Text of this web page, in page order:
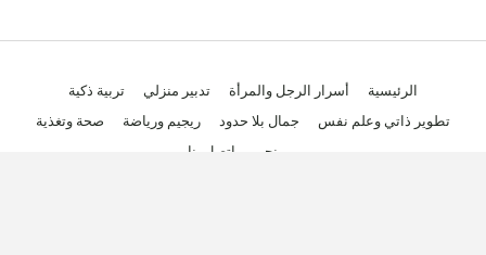
الرئيسية أسرار الرجل والمرأة تدبير منزلي
تربية ذكية
تطوير ذاتي وعلم نفس
جمال بلا حدود ريجيم ورياضة
صحة وتغذية
من نحن
اتصل بنا